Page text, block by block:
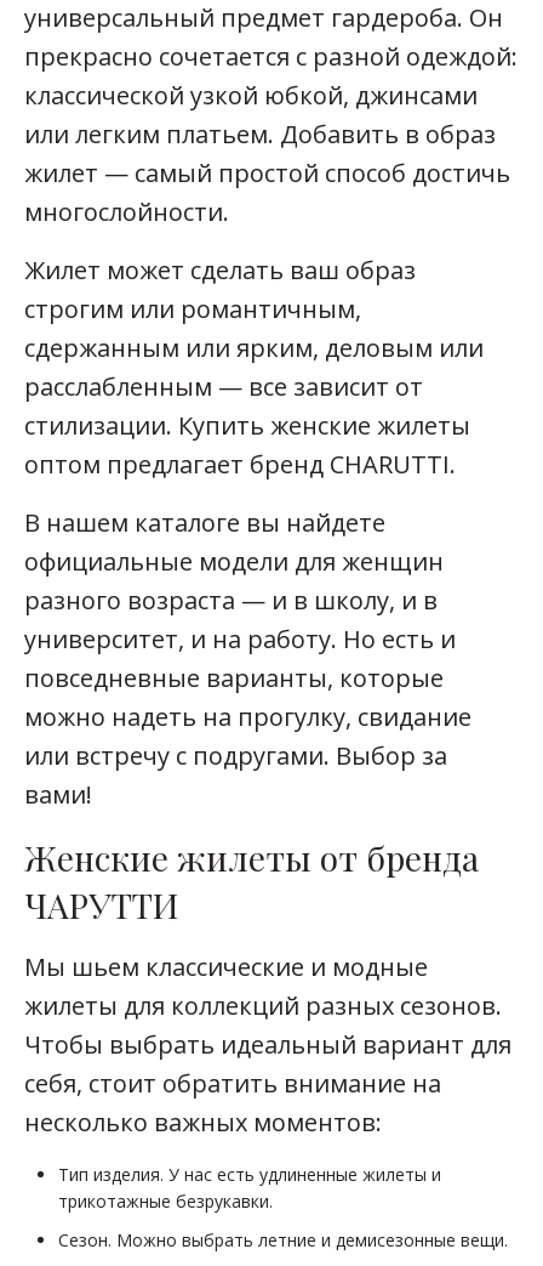
универсальный предмет гардероба. Он
прекрасно сочетается с разной одеждой:
классической узкой юбкой, джинсами
или легким платьем. Добавить в образ
жилет — самый простой способ достичь
многослойности.
Жилет может сделать ваш образ
строгим или романтичным,
сдержанным или ярким, деловым или
расслабленным — все зависит от
стилизации. Купить женские жилеты
оптом предлагает бренд CHARUTTI.
В нашем каталоге вы найдете
официальные модели для женщин
разного возраста — и в школу, и в
университет, и на работу. Но есть и
повседневные варианты, которые
можно надеть на прогулку, свидание
или встречу с подругами. Выбор за
вами!
Женские жилеты от бренда
ЧАРУТТИ
Мы шьем классические и модные
жилеты для коллекций разных сезонов.
Чтобы выбрать идеальный вариант для
себя, стоит обратить внимание на
несколько важных моментов:
Тип изделия. У нас есть удлиненные жилеты и
трикотажные безрукавки.
Сезон. Можно выбрать летние и демисезонные вещи.